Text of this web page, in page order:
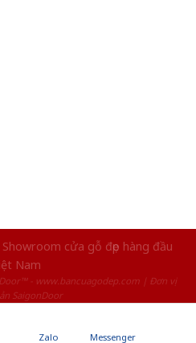
cửa gỗ đẹp hàng đầu
Nam
- www.bancuagodep.com | Đơn vị
SaigonDoor
Zalo Messenger